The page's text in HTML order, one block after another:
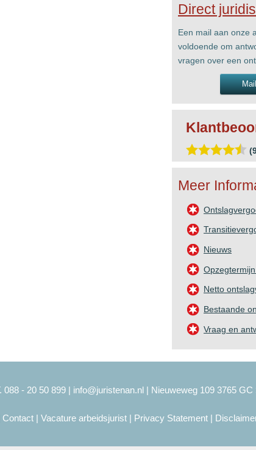
Direct
Een mail aan onze
voldoende om
vragen over een
Meer
Nieuws
Netto
Bestaande
Vraag en
088 - 20 50 899 | info@juristenan.nl| Nieuweweg 109 3765 GC
Contact| Vacature arbeidsjurist| Privacy Statement|